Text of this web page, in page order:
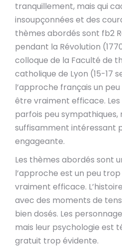
tranquillement, mais qui
insoupçonnées et des
thèmes abordés sont fb2
pendant la Révolution
colloque de la Faculté de
catholique de Lyon (15-17
l’approche français un
être vraiment efficace.
parfois peu
suffisamment intéressant
engageante.
Les thèmes abordés sont
l’approche est un peu
vraiment efficace.
avec des moments de
bien dosés. Les
mais leur psychologie est
gratuit trop évidente.